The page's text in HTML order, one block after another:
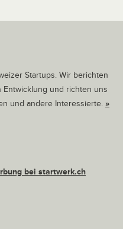
Startups. Wir berichten
und richten uns
und andere Interessierte. »
bei startwerk.ch